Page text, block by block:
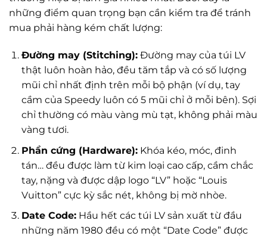
những điểm quan trọng bạn cần kiểm tra để tránh
mua phải hàng kém chất lượng:
Đường may (Stitching):Đường may của túi LV
thật luôn hoàn hảo, đều tăm tắp và có số lượng
mũi chỉ nhất định trên mỗi bộ phận (ví dụ, tay
cầm của Speedy luôn có 5 mũi chỉ ở mỗi bên). Sợi
chỉ thường có màu vàng mù tạt, không phải màu
vàng tươi.
Phần cứng (Hardware):Khóa kéo, móc, đinh
tán… đều được làm từ kim loại cao cấp, cầm chắc
tay, nặng và được dập logo “LV” hoặc “Louis
Vuitton” cực kỳ sắc nét, không bị mờ nhòe.
Date Code:Hầu hết các túi LV sản xuất từ đầu
những năm 1980 đều có một “Date Code” được